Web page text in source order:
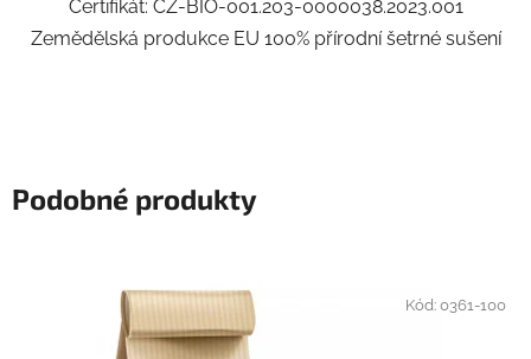
Certifikát: CZ-BIO-001.203-0000038.2023.001
Zemědělská produkce EU 100% přírodní šetrné sušení
Podobné produkty
Kód:0361-100